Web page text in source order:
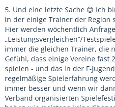
5. Und eine letzte Sache 😊 Ich
in der einige Trainer der Region
Hier werden wöchentlich
„Leistungsvergleichen“/
immer die gleichen Trainer, die
Gefühl, dass einige Vereine fast
spielen - und das in der F-
regelmäßige Spielerfahrung
immer besser und wenn wir
Verband organisierten